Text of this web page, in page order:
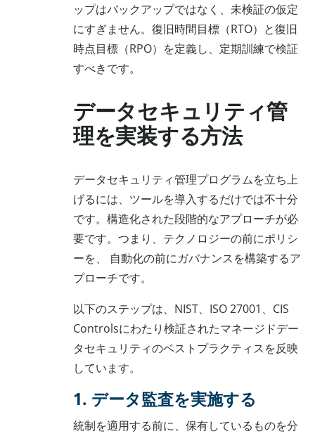
ップはバックアップではなく、未検証の仮定
にすぎません。復旧時間目標（RTO）と復旧
時点目標（RPO）を定義し、定期訓練で検証
すべきです。
データセキュリティ管
理を実装する方法
データセキュリティ管理プログラムを立ち上
げるには、ツールを導入するだけでは不十分
です。構造化された段階的なアプローチが必
要です。つまり、テクノロジーの前にポリシ
ーを、 自動化の前にガバナンスを構築するア
プローチです。
以下のステップは、NIST、ISO 27001、CIS
Controlsにわたり検証されたマネージドデー
タセキュリティのベストプラクティスを反映
しています。
1. データ監査を実施する
統制を適用する前に、保有しているものを分